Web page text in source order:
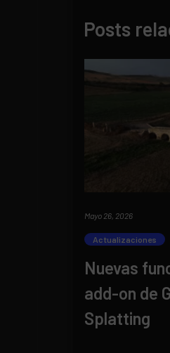
Posts
Mayo 26, 2026
Actualizaciones
Nuevas
add-on de
Splatting